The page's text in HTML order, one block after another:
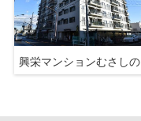
興栄マンションむさしの